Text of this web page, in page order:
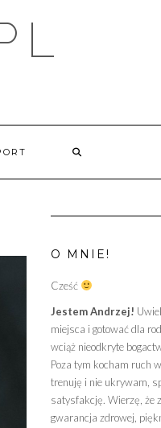
O MNIE!
Cześć
Jestem Andrzej!
miejsca i gotować dla
wciąż nieodkryte
Poza tym kocham ruch
trenuję i nie ukrywam,
satysfakcję. Wierzę, że
gwarancja zdrowej,